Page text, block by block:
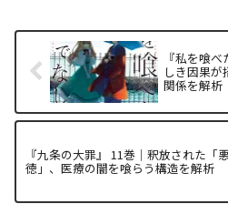
『私を喰
しき因果
関係を解析
『九条の大罪』 11巻｜釈放された「悪
徳」、医療の闇を喰らう構造を解析